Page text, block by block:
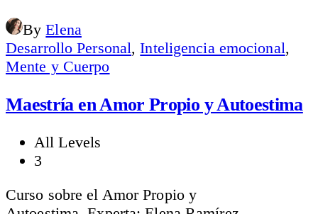
By Elena
Desarrollo Personal,Inteligencia emocional,
Mente y Cuerpo
Maestría en Amor Propio y Autoestima
All Levels
3
Curso sobre el Amor Propio y